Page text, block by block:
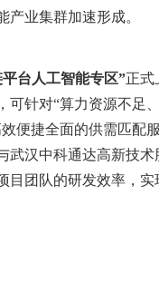
业集群加速形成。
台人工智能专区”正式
可针对“算力资源不足
便捷全面的供需匹配
汉中科通达高新技术
目团队的研发效率，实